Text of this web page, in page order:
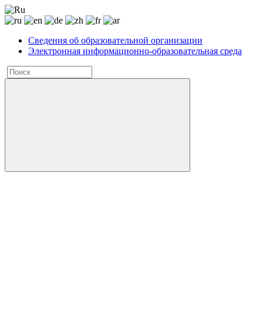
Сведения об образовательной организации
Электронная информационно-образовательная среда